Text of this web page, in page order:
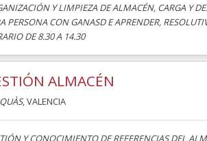
Y LIMPIEZA DE ALMACÉN, CARGA Y
PERSONA CON GANASD E APRENDER,
DE 8.30 A 14.30
ALMACÉN
, VALENCIA
Y CONOCIMIENTO DE REFERENCIAS DEL